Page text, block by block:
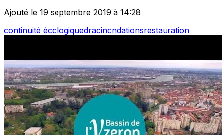
Ajouté le 19 septembre 2019 à 14:28
continuité écologiquedracinondationsrestauration